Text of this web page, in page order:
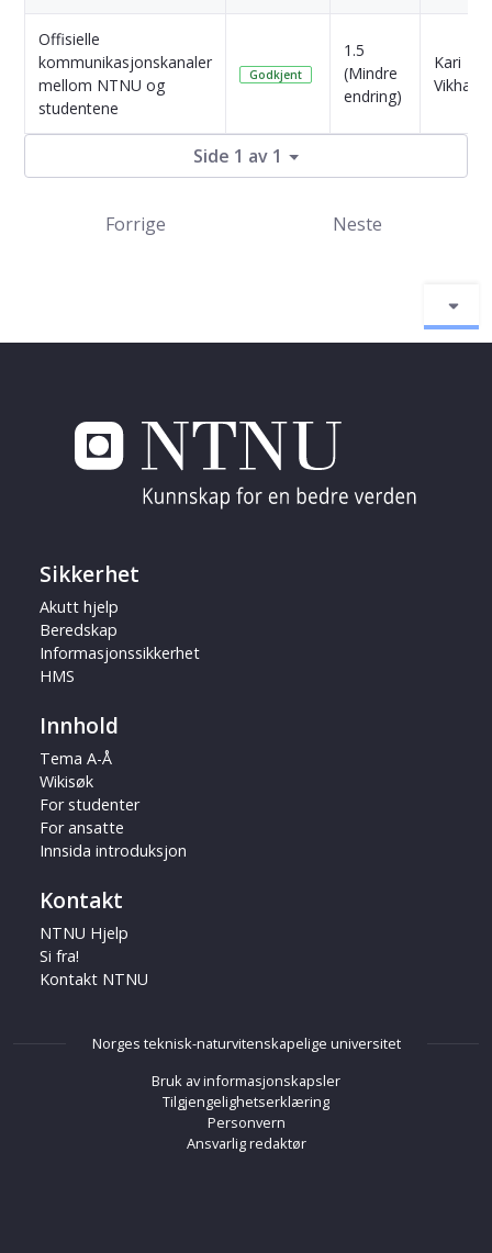
Offisielle
kommunikasjonskanaler
mellom NTNU og
studentene
Godkjent
1.5
(Mindre
endring)
Kari
Side 1 av 1
Forrige Neste
Sikkerhet
Akutt hjelp
Beredskap
Informasjonssikkerhet
HMS
Innhold
Tema A-Å
Wikisøk
For studenter
For ansatte
Innsida introduksjon
Kontakt
NTNU Hjelp
Si fra!
Kontakt NTNU
Norges teknisk-naturvitenskapelige universitet
Bruk av informasjonskapsler
Tilgjengelighetserklæring
Personvern
Ansvarlig redaktør